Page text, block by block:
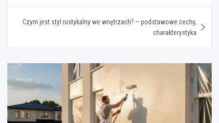
Czym jest styl rustykalny we wnętrzach? – podstawowe cechy,
charakterystyka